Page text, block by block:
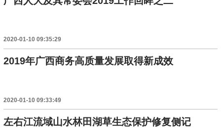
2020-01-10 09:35:29
2019年广西商务高质量发展取得新成效
2020-01-10 09:33:49
左右江流域山水林田湖草生态保护修复侧记